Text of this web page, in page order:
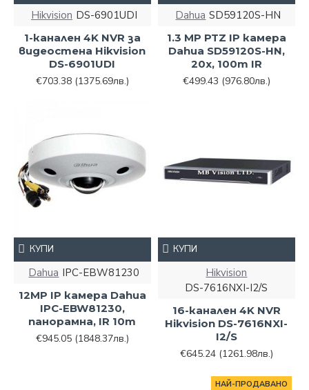
Hikvision DS-6901UDI
1-канален 4K NVR за
видеостена Hikvision
DS-6901UDI
€703.38 (1375.69лв.)
Dahua SD59120S-HN
1.3 MP PTZ IP камера
Dahua SD59120S-HN,
20х, 100m IR
€499.43 (976.80лв.)
Dahua IPC-EBW81230
12MP IP камера Dahua
IPC-EBW81230,
панорамна, IR 10m
€945.05 (1848.37лв.)
КУПИ
Hikvision
DS-7616NXI-I2/S
16-канален 4K NVR
Hikvision DS-7616NXI-
I2/S
€645.24 (1261.98лв.)
КУПИ
НАЙ-ПРОДАВАНО